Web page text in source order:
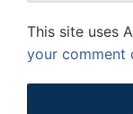
This site uses
your comment